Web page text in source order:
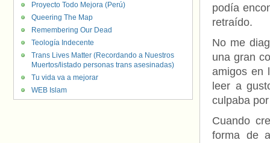
podía
retraído.
No me
una gran
amigos en
leer a
culpaba
Cuando
forma de
Proyecto Todo Mejora (Perú)
Queering The Map
Remembering Our Dead
Teología Indecente
Trans Lives Matter (Recordando a Nuestros
Muertos/listado personas trans asesinadas)
Tu vida va a mejorar
WEB Islam